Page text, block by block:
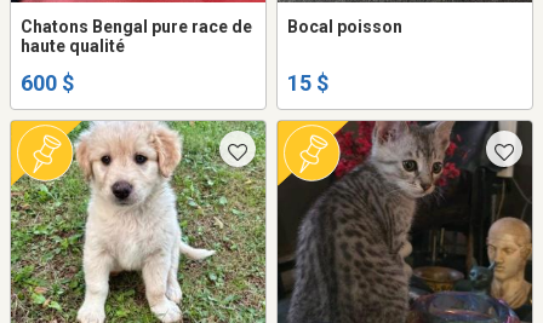
Chatons Bengal pure race de
haute qualité
600 $
Bocal poisson
15 $